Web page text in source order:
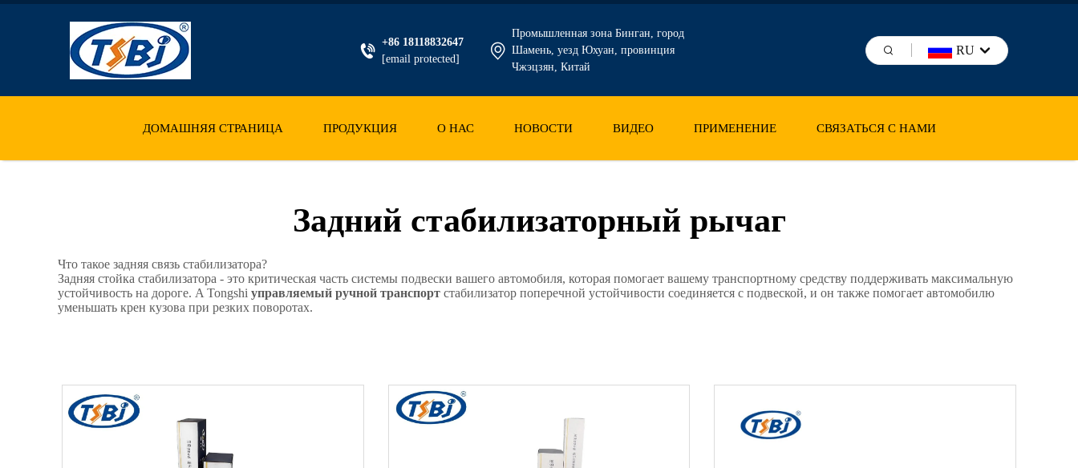
+86 18118832647
[email protected]
Промышленная зона Бинган, город
Шамень, уезд Юхуан, провинция
Чжэцзян, Китай
RU
ДОМАШНЯЯ СТРАНИЦА ПРОДУКЦИЯ О НАС НОВОСТИ ВИДЕО ПРИМЕНЕНИЕ СВЯЗАТЬСЯ С НАМИ
Задний стабилизаторный рычаг
Что такое задняя связь стабилизатора?
Задняя стойка стабилизатора - это критическая часть системы подвески вашего автомобиля, которая помогает вашему транспортному средству поддерживать максимальную
устойчивость на дороге. A Tongshi управляемый ручной транспорт стабилизатор поперечной устойчивости соединяется с подвеской, и он также помогает автомобилю
уменьшать крен кузова при резких поворотах.